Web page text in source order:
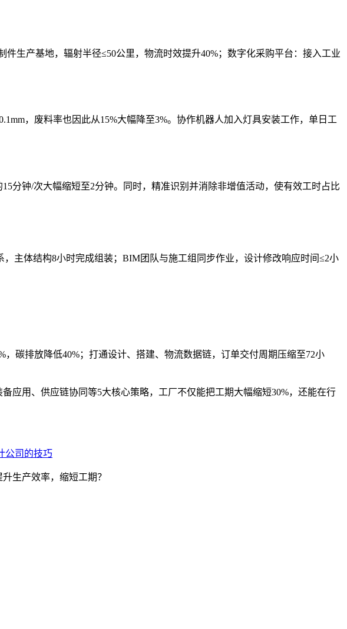
生产基地，辐射半径≤50公里，物流时效提升40%；数字化采购平台：接入工业
，废料率也因此从15%大幅降至3%。协作机器人加入灯具安装工作，单日工
分钟/次大幅缩短至2分钟。同时，精准识别并消除非增值活动，使有效工时占比
主体结构8小时完成组装；BIM团队与施工组同步作业，设计修改响应时间≤2小
碳排放降低40%；打通设计、搭建、物流数据链，订单交付周期压缩至72小
应用、供应链协同等5大核心策略，工厂不仅能把工期大幅缩短30%，还能在行
公司的技巧
生产效率，缩短工期？